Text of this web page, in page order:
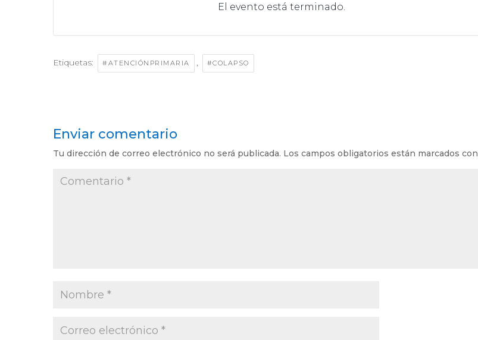
El evento está terminado.
Etiquetas: #ATENCIÓNPRIMARIA , #COLAPSO
Enviar comentario
Tu dirección de correo electrónico no será publicada. Los campos obligatorios están marcados con